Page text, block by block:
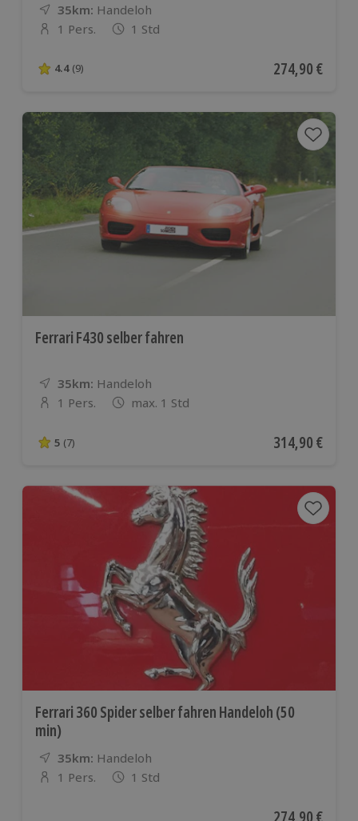
35km: Entfernung
Standort
Handeloh
Anzahl der Teilnehmer
1 Pers. 1 Std
4.4 von 5 Sternen basierend auf 9 Bewertungen
4.4 (9) Aktueller Preis
274,90 €
Ferrari F430 selber fahren
35km: Entfernung
Standort
Handeloh
Anzahl der Teilnehmer
1 Pers. max. 1 Std
5 von 5 Sternen basierend auf 7 Bewertungen
5 (7) Aktueller Preis
314,90 €
Ferrari 360 Spider selber fahren Handeloh (50
min)
35km: Entfernung
Standort
Handeloh
Anzahl der Teilnehmer
1 Pers. 1 Std